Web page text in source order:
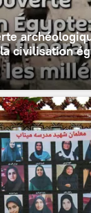
civilisation